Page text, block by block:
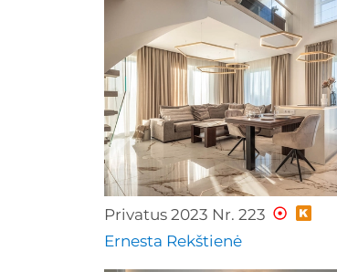
Privatus 2023 Nr. 223
Ernesta Rekštienė